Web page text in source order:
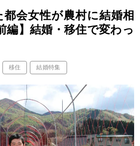
都会女性が農村に結婚相
編】結婚・移住で変わっ
移住 結婚特集